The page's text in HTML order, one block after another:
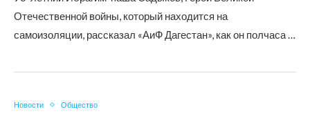
Отечественной войны, который находится на
самоизоляции, рассказал «АиФ Дагестан», как он полчаса …
Новости Общество